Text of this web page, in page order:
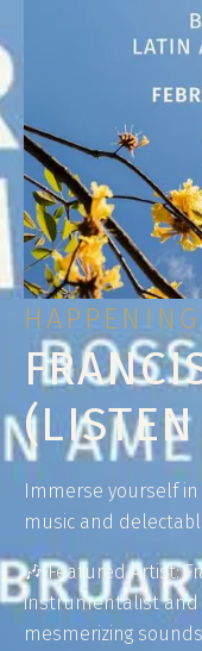
Immerse yourself
music and
🎶 Featured Artist:
instrumentalist and
mesmerizing